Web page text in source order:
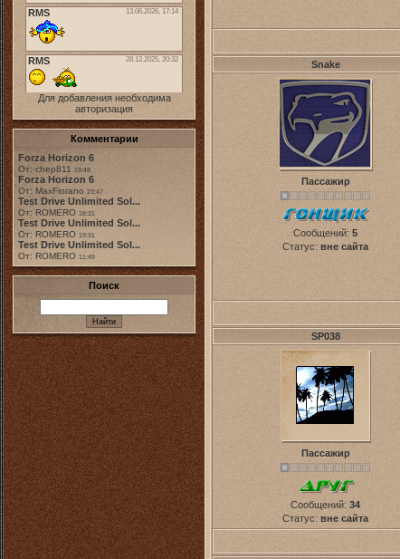
Для добавления необходима
авторизация
Комментарии
Forza Horizon 6
От: chep811 19:48
Forza Horizon 6
От: MaxFiorano 23:47
Test Drive Unlimited Sol...
От: ROMERO 18:31
Test Drive Unlimited Sol...
От: ROMERO 19:31
Test Drive Unlimited Sol...
От: ROMERO 11:49
Поиск
Snake
Пассажир
Сообщений: 5
Статус: вне сайта
SP038
Пассажир
Сообщений: 34
Статус: вне сайта